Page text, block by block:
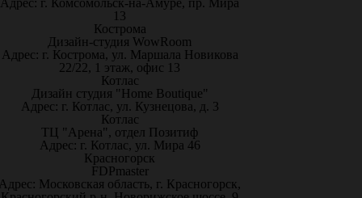
Адрес: г. Комсомольск-на-Амуре, пр. Мира
13
Кострома
Дизайн-студия WowRoom
Адрес: г. Кострома, ул. Маршала Новикова
22/22, 1 этаж, офис 13
Котлас
Дизайн студия "Home Boutique"
Адрес: г. Котлас, ул. Кузнецова, д. 3
Котлас
ТЦ "Арена", отдел Позитиф
Адрес: г. Котлас, ул. Мира 46
Красногорск
FDPmaster
Московская область, г. Красногорск,